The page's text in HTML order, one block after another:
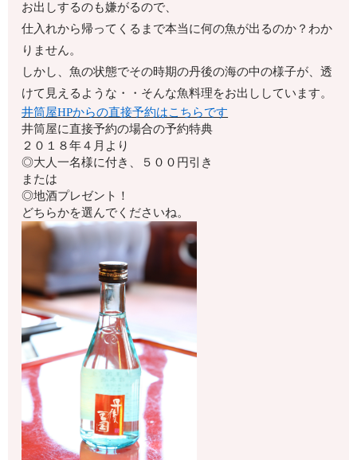
お出しするのも嫌がるので、
仕入れから帰ってくるまで本当に何の魚が出るのか？わか
りません。
しかし、魚の状態でその時期の丹後の海の中の様子が、透
けて見えるような・・そんな魚料理をお出ししています。
井筒屋HPからの直接予約はこちらです
井筒屋に直接予約の場合の予約特典
２０１８年４月より
◎大人一名様に付き、５００円引き
または
◎地酒プレゼント！
どちらかを選んでくださいね。